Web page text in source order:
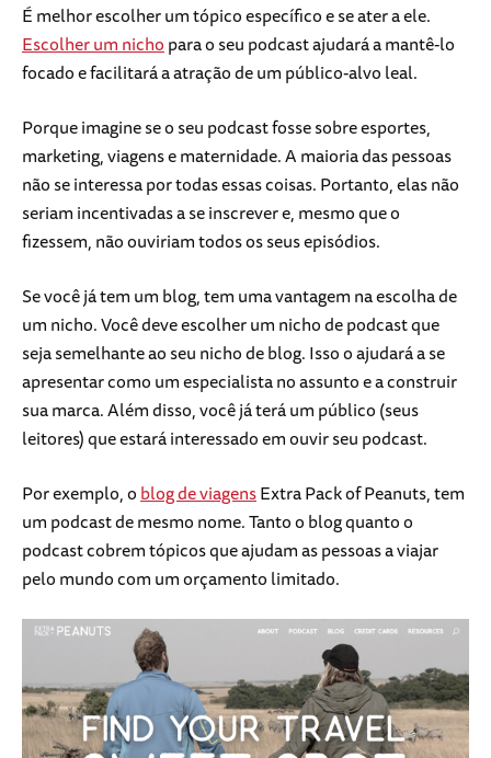
É melhor escolher um tópico específico e se ater a ele.
Escolher um nichopara o seu podcast ajudará a mantê-lo
focado e facilitará a atração de um público-alvo leal.
Porque imagine se o seu podcast fosse sobre esportes,
marketing, viagens e maternidade. A maioria das pessoas
não se interessa por todas essas coisas. Portanto, elas não
seriam incentivadas a se inscrever e, mesmo que o
fizessem, não ouviriam todos os seus episódios.
Se você já tem um blog, tem uma vantagem na escolha de
um nicho. Você deve escolher um nicho de podcast que
seja semelhante ao seu nicho de blog. Isso o ajudará a se
apresentar como um especialista no assunto e a construir
sua marca. Além disso, você já terá um público (seus
leitores) que estará interessado em ouvir seu podcast.
Por exemplo, oblog de viagensExtra Pack of Peanuts, tem
um podcast de mesmo nome. Tanto o blog quanto o
podcast cobrem tópicos que ajudam as pessoas a viajar
pelo mundo com um orçamento limitado.